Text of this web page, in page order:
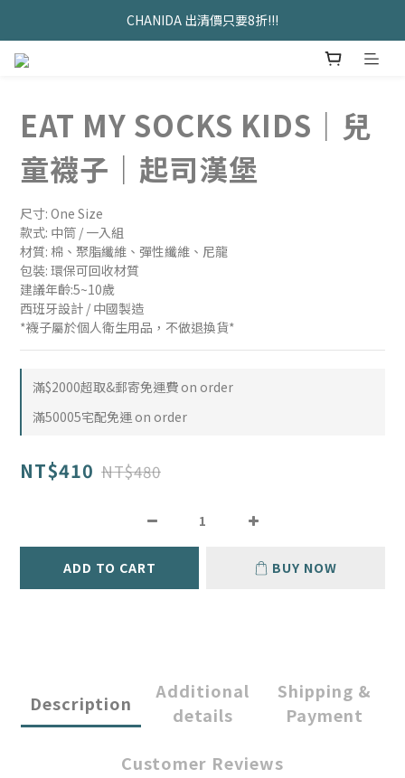
久坐神器>>坐&靠墊組合只要$1488
CHANIDA 出清價只要8折!!!
EAT MY SOCKS KIDS｜兒
童襪子｜起司漢堡
尺寸: One Size
款式: 中筒 / 一入組
材質: 棉、聚脂纖維、彈性纖維、尼龍
包裝: 環保可回收材質
建議年齡:5~10歲
西班牙設計 / 中國製造
*襪子屬於個人衛生用品，不做退換貨*
滿$2000超取&郵寄免運費 on order
滿50005宅配免運 on order
NT$410 NT$480
ADD TO CART BUY NOW
Description
Additional
details
Shipping &
Payment
Customer Reviews